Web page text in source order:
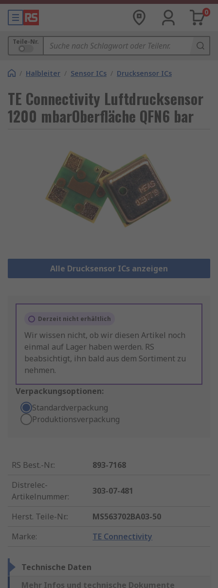
0
Teile-Nr.
/ Halbleiter / Sensor ICs / Drucksensor ICs
TE Connectivity Luftdrucksensor
1200 mbarOberfläche QFN6 bar
Alle Drucksensor ICs anzeigen
Derzeit nicht erhältlich
Wir wissen nicht, ob wir diesen Artikel noch
einmal auf Lager haben werden. RS
beabsichtigt, ihn bald aus dem Sortiment zu
nehmen.
Verpackungsoptionen:
Standardverpackung
Produktionsverpackung
RS Best.-Nr.:
893-7168
Distrelec-
Artikelnummer:
303-07-481
Herst. Teile-Nr.:
MS563702BA03-50
Marke: TE Connectivity
Technische Daten
Mehr Infos und technische Dokumente